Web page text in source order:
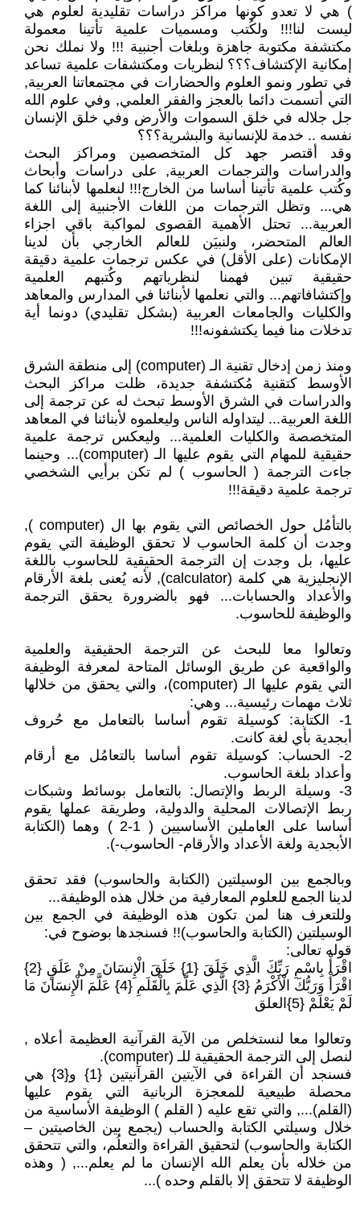
) هي لا تعدو كونها مراكز دراسات تقليدية لعلوم هي
ليست لنا!!! ولكُتب ومسميات علمية تأتينا معمولة
مكتشفة مكتوبة جاهزة وبلغات أجنبية !!! ولا نملك نحن
إمكانية الإكتشاف؟؟؟ لنظريات ومكتشفات علمية تساعد
في تطور ونمو العلوم والحضارات في مجتمعاتنا العربية,
التي أتسمت دائما بالعجز والفقر العلمي, وفي علوم الله
جل جلاله في خلق السموات والأرض وفي خلق الإنسان
نفسه .. خدمة للإنسانية والبشرية؟؟؟
وقد أقتصر جهد كل المتخصصين ومراكز البحث
والدراسات والترجمات العربية, على دراسات وأبحاث
وكُتب علمية تأتينا أساسا من الخارج!!! لنعلمها لأبنائنا كما
هي... وتظل الترجمات من اللغات الأجنبية إلى اللغة
العربية... تحتل الأهمية القصوى لمواكبة باقي اجزاء
العالم المتحضر، ولنبيَن للعالم الخارجي بأن لدينا
الإمكانات (على الأقل) في عكس ترجمات علمية دقيقة
حقيقية تبين فهمنا لنظرياتهم وكُتبهم العلمية
وإكتشافاتهم... والتي نعلمها لأبنائنا في المدارس والمعاهد
والكليات والجامعات العربية (بشكل تقليدي) دونما أية
تدخلات منا فيما يكتشفونه!!!
ومنذ زمن إدخال تقنية الـ (computer) إلى منطقة الشرق
الأوسط كتقنية مُكتشفة جديدة، ظلت مراكز البحث
والدراسات في الشرق الأوسط تبحث له عن ترجمة إلى
اللغة العربية... ليتداوله الناس وليعلموه لأبنائنا في المعاهد
المتخصصة والكليات العلمية... وليعكس ترجمة علمية
حقيقية للمهام التي يقوم عليها الـ (computer)... وحينما
جاءت الترجمة ( الحاسوب ) لم تكن برأيي الشخصي
ترجمة علمية دقيقة!!!
بالتأمُل حول الخصائص التي يقوم بها ال (computer ),
وجدت أن كلمة الحاسوب لا تحقق الوظيفة التي يقوم
عليها، بل وجدت إن الترجمة الحقيقية للحاسوب باللغة
الإنجليزية هي كلمة (calculator), لأنه يُعنى بلغة الأرقام
والأعداد والحسابات... فهو بالضرورة يحقق الترجمة
والوظيفة للحاسوب.
وتعالوا معا للبحث عن الترجمة الحقيقية والعلمية
والواقعية عن طريق الوسائل المتاحة لمعرفة الوظيفة
التي يقوم عليها الـ (computer)، والتي يحقق من خلالها
ثلاث مهمات رئيسية... وهي:
1- الكتابة: كوسيلة تقوم أساسا بالتعامل مع حُروف
أبجدية بأي لغة كانت.
2- الحساب: كوسيلة تقوم أساسا بالتعامُل مع أرقام
وأعداد بلغة الحاسوب.
3- وسيلة الربط والإتصال: بالتعامل بوسائط وشبكات
ربط الإتصالات المحلية والدولية، وطريقة عملها يقوم
أساسا على العاملين الأساسيين ( 1-2 ) وهما (الكتابة
الأبجدية ولغة الأعداد والأرقام- الحاسوب-).
وبالجمع بين الوسيلتين (الكتابة والحاسوب) فقد تحقق
لدينا الجمع للعلوم المعارفية من خلال هذه الوظيفة...
وللتعرف هنا لمن تكون هذه الوظيفة في الجمع بين
الوسيلتين (الكتابة والحاسوب)!! فسنجدها بوضوح في:
قوله تعالى:
اقْرَأْ بِاسْمِ رَبِّكَ الَّذِي خَلَقَ {1} خَلَقَ الْإِنسَانَ مِنْ عَلَقٍ {2}
اقْرَأْ وَرَبُّكَ الْأَكْرَمُ {3} الَّذِي عَلَّمَ بِالْقَلَمِ {4} عَلَّمَ الْإِنسَانَ مَا
لَمْ يَعْلَمْ {5}العلق
وتعالوا معا لنستخلص من الآية القرآنية العظيمة أعلاه ,
لنصل إلى الترجمة الحقيقية للـ (computer).
فسنجد أن القراءة في الآيتين القرآنيتين {1} و{3} هي
محصلة طبيعية للمعجزة الربانية التي يقوم عليها
(القلم)..., والتي تقع عليه ( القلم ) الوظيفة الأساسية من
خلال وسيلتي الكتابة والحساب (يجمع بين الخاصيتين –
الكتابة والحاسوب) لتحقيق القراءة والتعلُم، والتي تتحقق
من خلاله بأن يعلم الله الإنسان ما لم يعلم..., ( وهذه
الوظيفة لا تتحقق إلا بالقلم وحده )...